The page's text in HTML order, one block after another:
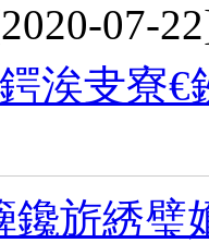
07-
涘叏寮
鑱旂綉璧